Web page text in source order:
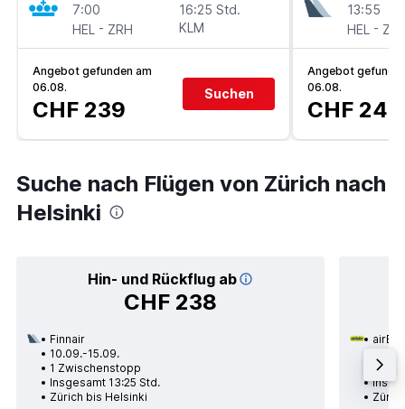
7:00
HEL - ZRH
16:25 Std.
KLM
Angebot gefunden am
06.08.
CHF 239
Suchen
13:55
HEL -
Angebot
06.08.
CHF 241
Suche nach Flügen von Zürich nach
Helsinki
Hin- und Rückflug ab
CHF 238
Finnair
10.09.-15.09.
1 Zwischenstopp
Insgesamt 13:25 Std.
Zürich bis Helsinki
1